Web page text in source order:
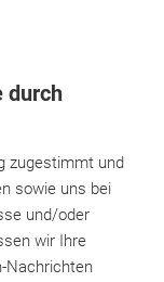
durch
zugestimmt und
sowie uns bei
und/oder
wir Ihre
Nachrichten